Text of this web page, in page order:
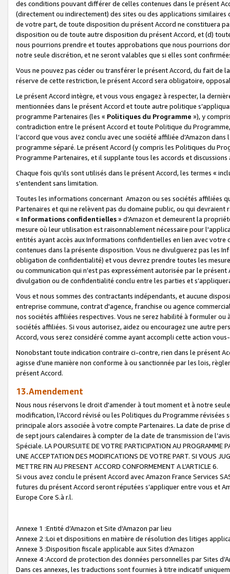
des conditions pouvant différer de celles contenues dans le présent
(directement ou indirectement) des sites ou des applications
de votre part, de toute disposition du présent Accord ne constituera
disposition ou de toute autre disposition du présent Accord, et (d)
nous pourrions prendre et toutes approbations que nous pourrions
notre seule discrétion, et ne seront valables que si elles sont
Vous ne pouvez pas céder ou transférer le présent Accord, du fait de
réserve de cette restriction, le présent Accord sera obligatoire,
Le présent Accord intègre, et vous vous engagez à respecter, la
mentionnées dans le présent Accord et toute autre politique
programme Partenaires (les « Politiques du Programme »), y
contradiction entre le présent Accord et toute Politique du
l’accord que vous avez conclu avec une société affiliée d’Amazon
programme séparé. Le présent Accord (y compris les Politiques du
Programme Partenaires, et il supplante tous les accords et discussions
Chaque fois qu’ils sont utilisés dans le présent Accord, les termes «
s'entendent sans limitation.
Toutes les informations concernant Amazon ou ses sociétés affiliées
Partenaires et qui ne relèvent pas du domaine public, ou qui
« Informations confidentielles» d’Amazon et demeurent la
mesure où leur utilisation est raisonnablement nécessaire pour
entités ayant accès aux Informations confidentielles en lien avec
contenues dans la présente disposition. Vous ne divulguerez pas les
obligation de confidentialité) et vous devrez prendre toutes les
ou communication qui n’est pas expressément autorisée par le
divulgation ou de confidentialité conclu entre les parties et
Vous et nous sommes des contractants indépendants, et aucune
entreprise commune, contrat d'agence, franchise ou agence
nos sociétés affiliées respectives. Vous ne serez habilité à formuler
sociétés affiliées. Si vous autorisez, aidez ou encouragez une autre
Accord, vous serez considéré comme ayant accompli cette action
Nonobstant toute indication contraire ci-contre, rien dans le présent
agisse d’une manière non conforme à ou sanctionnée par les lois,
présent Accord.
13.Amendement
Nous nous réservons le droit d'amender à tout moment et à notre
modification, l’Accord révisé ou les Politiques du Programme
principale alors associée à votre compte Partenaires. La date de
de sept jours calendaires à compter de la date de transmission de
Spéciale. LA POURSUITE DE VOTRE PARTICIPATION AU PROGRAMME
UNE ACCEPTATION DES MODIFICATIONS DE VOTRE PART. SI VOUS
METTRE FIN AU PRESENT ACCORD CONFORMEMENT A L’ARTICLE 6.
Si vous avez conclu le présent Accord avec Amazon France Services
futures du présent Accord seront réputées s’appliquer entre vous et
Europe Core S.à r.l.
Annexe 1 :Entité d’Amazon et Site d’Amazon par lieu
Annexe 2 :Loi et dispositions en matière de résolution des litiges
Annexe 3 :Disposition fiscale applicable aux Sites d’Amazon
Annexe 4 :Accord de protection des données personnelles par Sites
Dans ces annexes, les traductions sont fournies à titre indicatif